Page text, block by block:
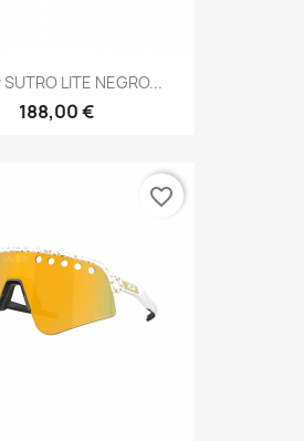
LITE NEGRO...
188,00 €
favorite_border